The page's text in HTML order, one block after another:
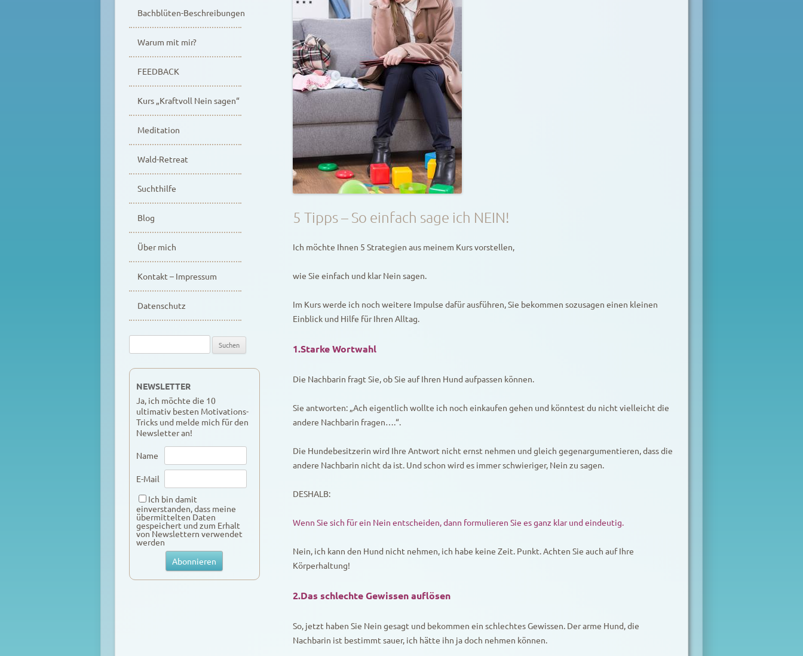
5 Tipps – So einfach sage ich NEIN!
Ich möchte Ihnen 5 Strategien aus meinem Kurs vorstellen,
wie Sie einfach und klar Nein sagen.
Im Kurs werde ich noch weitere Impulse dafür ausführen, Sie bekommen sozusagen einen kleinen
Einblick und Hilfe für Ihren Alltag.
1.Starke Wortwahl
Die Nachbarin fragt Sie, ob Sie auf Ihren Hund aufpassen können.
Sie antworten: „Ach eigentlich wollte ich noch einkaufen gehen und könntest du nicht vielleicht die
andere Nachbarin fragen….“.
Die Hundebesitzerin wird Ihre Antwort nicht ernst nehmen und gleich gegenargumentieren, dass die
andere Nachbarin nicht da ist. Und schon wird es immer schwieriger, Nein zu sagen.
DESHALB:
Wenn Sie sich für ein Nein entscheiden, dann formulieren Sie es ganz klar und eindeutig.
Nein, ich kann den Hund nicht nehmen, ich habe keine Zeit. Punkt. Achten Sie auch auf Ihre
Körperhaltung!
2.Das schlechte Gewissen auflösen
So, jetzt haben Sie Nein gesagt und bekommen ein schlechtes Gewissen. Der arme Hund, die
Nachbarin ist bestimmt sauer, ich hätte ihn ja doch nehmen können.
Bachblüten-Beschreibungen
Warum mit mir?
FEEDBACK
Kurs „Kraftvoll Nein sagen“
Meditation
Wald-Retreat
Suchthilfe
Blog
Über mich
Kontakt – Impressum
Datenschutz
nach:
NEWSLETTER
Ja, ich möchte die 10
ultimativ besten Motivations-
Tricks und melde mich für den
Newsletter an!
Name
E-Mail
Ich bin damit
einverstanden, dass meine
übermittelten Daten
gespeichert und zum Erhalt
von Newslettern verwendet
werden